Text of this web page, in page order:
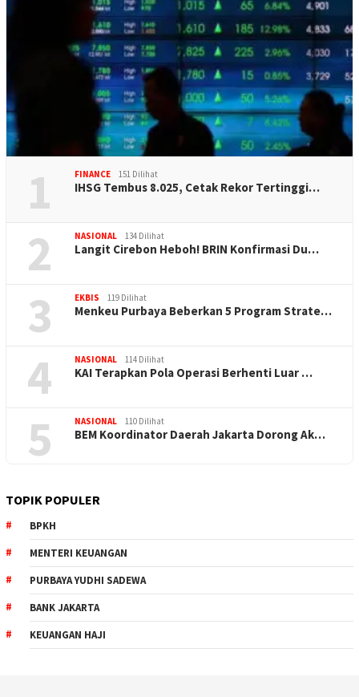
1 FINANCE 151 Dilihat
IHSG Tembus 8.025, Cetak Rekor Tertinggi…
2 NASIONAL 134 Dilihat
Langit Cirebon Heboh! BRIN Konfirmasi Du…
3 EKBIS 119 Dilihat
Menkeu Purbaya Beberkan 5 Program Strate…
4 NASIONAL 114 Dilihat
KAI Terapkan Pola Operasi Berhenti Luar …
5 NASIONAL 110 Dilihat
BEM Koordinator Daerah Jakarta Dorong Ak…
TOPIK POPULER
BPKH
MENTERI KEUANGAN
PURBAYA YUDHI SADEWA
BANK JAKARTA
KEUANGAN HAJI